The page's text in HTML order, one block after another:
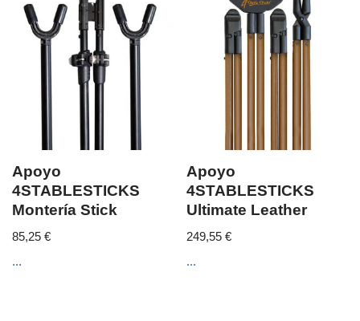
Apoyo
4STABLESTICKS
Montería Stick
85,25 €
...
Apoyo
4STABLESTICKS
Ultimate Leather
249,55€
...